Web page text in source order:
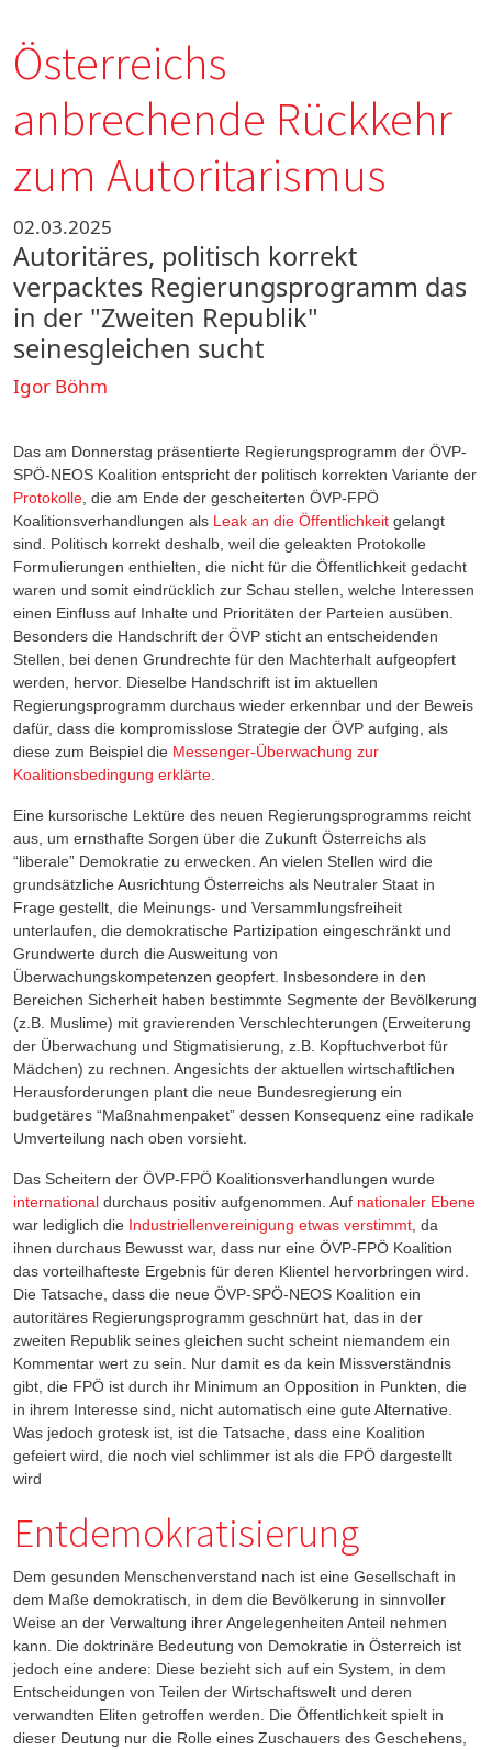
Österreichs
anbrechende Rückkehr
zum Autoritarismus
02.03.2025
Autoritäres, politisch korrekt
verpacktes Regierungsprogramm das
in der "Zweiten Republik"
seinesgleichen sucht
Igor Böhm
Das am Donnerstag präsentierte Regierungsprogramm der ÖVP-
SPÖ-NEOS Koalition entspricht der politisch korrekten Variante der
Protokolle , die am Ende der gescheiterten ÖVP-FPÖ
Koalitionsverhandlungen als Leak an die Öffentlichkeit gelangt
sind. Politisch korrekt deshalb, weil die geleakten Protokolle
Formulierungen enthielten, die nicht für die Öffentlichkeit gedacht
waren und somit eindrücklich zur Schau stellen, welche Interessen
einen Einfluss auf Inhalte und Prioritäten der Parteien ausüben.
Besonders die Handschrift der ÖVP sticht an entscheidenden
Stellen, bei denen Grundrechte für den Machterhalt aufgeopfert
werden, hervor. Dieselbe Handschrift ist im aktuellen
Regierungsprogramm durchaus wieder erkennbar und der Beweis
dafür, dass die kompromisslose Strategie der ÖVP aufging, als
diese zum Beispiel die Messenger-Überwachung zur
Koalitionsbedingung erklärte
Eine kursorische Lektüre des neuen Regierungsprogramms reicht
aus, um ernsthafte Sorgen über die Zukunft Österreichs als
“liberale” Demokratie zu erwecken. An vielen Stellen wird die
grundsätzliche Ausrichtung Österreichs als Neutraler Staat in
Frage gestellt, die Meinungs- und Versammlungsfreiheit
unterlaufen, die demokratische Partizipation eingeschränkt und
Grundwerte durch die Ausweitung von
Überwachungskompetenzen geopfert. Insbesondere in den
Bereichen Sicherheit haben bestimmte Segmente der Bevölkerung
(z.B. Muslime) mit gravierenden Verschlechterungen (Erweiterung
der Überwachung und Stigmatisierung, z.B. Kopftuchverbot für
Mädchen) zu rechnen. Angesichts der aktuellen wirtschaftlichen
Herausforderungen plant die neue Bundesregierung ein
budgetäres “Maßnahmenpaket” dessen Konsequenz eine radikale
Umverteilung nach oben vorsieht.
Das Scheitern der ÖVP-FPÖ Koalitionsverhandlungen wurde
international durchaus positiv aufgenommen. Auf nationaler Ebene
war lediglich die Industriellenvereinigung etwas verstimmt , da
ihnen durchaus Bewusst war, dass nur eine ÖVP-FPÖ Koalition
das vorteilhafteste Ergebnis für deren Klientel hervorbringen wird.
Die Tatsache, dass die neue ÖVP-SPÖ-NEOS Koalition ein
autoritäres Regierungsprogramm geschnürt hat, das in der
zweiten Republik seines gleichen sucht scheint niemandem ein
Kommentar wert zu sein. Nur damit es da kein Missverständnis
gibt, die FPÖ ist durch ihr Minimum an Opposition in Punkten, die
in ihrem Interesse sind, nicht automatisch eine gute Alternative.
Was jedoch grotesk ist, ist die Tatsache, dass eine Koalition
gefeiert wird, die noch viel schlimmer ist als die FPÖ dargestellt
wird
Entdemokratisierung
Dem gesunden Menschenverstand nach ist eine Gesellschaft in
dem Maße demokratisch, in dem die Bevölkerung in sinnvoller
Weise an der Verwaltung ihrer Angelegenheiten Anteil nehmen
kann. Die doktrinäre Bedeutung von Demokratie in Österreich ist
jedoch eine andere: Diese bezieht sich auf ein System, in dem
Entscheidungen von Teilen der Wirtschaftswelt und deren
verwandten Eliten getroffen werden. Die Öffentlichkeit spielt in
dieser Deutung nur die Rolle eines Zuschauers des Geschehens,